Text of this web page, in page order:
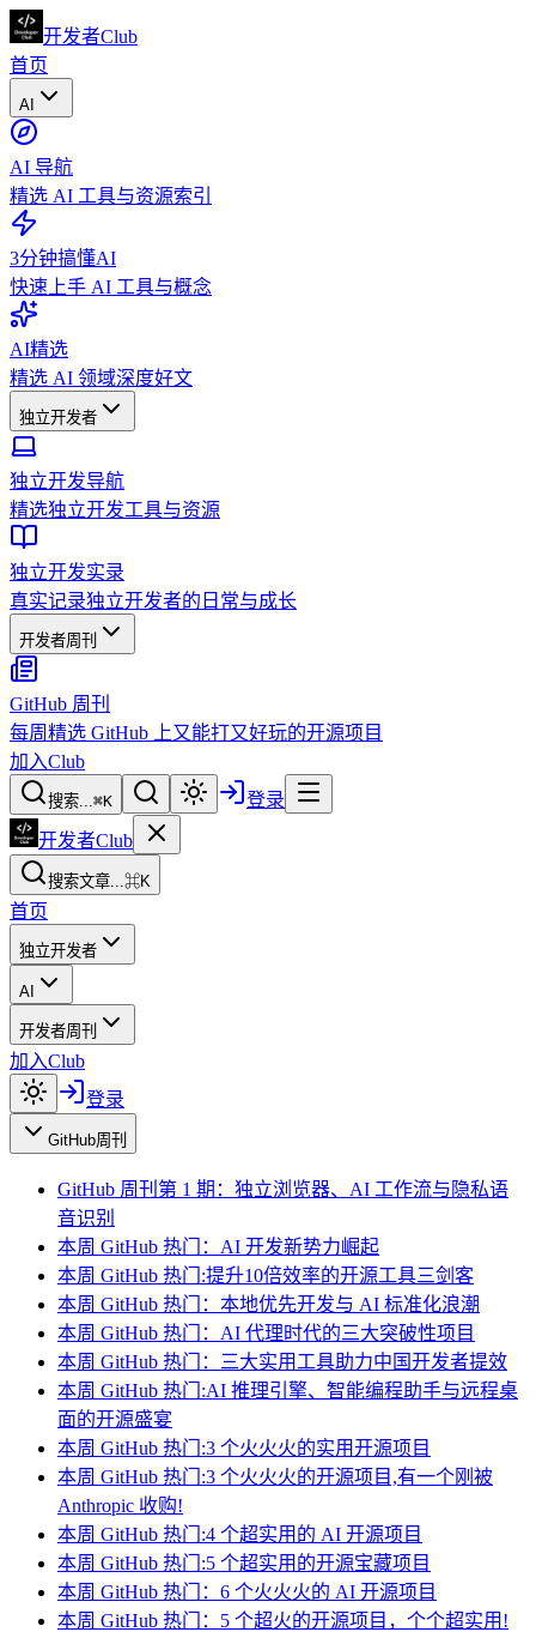
开发者Club
首页
AI
AI 导航
精选 AI 工具与资源索引
3分钟搞懂AI
快速上手 AI 工具与概念
AI精选
精选 AI 领域深度好文
独立开发者
独立开发导航
精选独立开发工具与资源
独立开发实录
真实记录独立开发者的日常与成长
开发者周刊
GitHub 周刊
每周精选 GitHub 上又能打又好玩的开源项目
加入Club
搜索...⌘K
登录
开发者Club
搜索文章...⌘K
首页
独立开发者
AI
开发者周刊
加入Club
登录
GitHub周刊
GitHub 周刊第 1 期：独立浏览器、AI 工作流与隐私语
音识别
本周 GitHub 热门：AI 开发新势力崛起
本周 GitHub 热门:提升10倍效率的开源工具三剑客
本周 GitHub 热门：本地优先开发与 AI 标准化浪潮
本周 GitHub 热门：AI 代理时代的三大突破性项目
本周 GitHub 热门：三大实用工具助力中国开发者提效
本周 GitHub 热门:AI 推理引擎、智能编程助手与远程桌
面的开源盛宴
本周 GitHub 热门:3 个火火火的实用开源项目
本周 GitHub 热门:3 个火火火的开源项目,有一个刚被
Anthropic 收购!
本周 GitHub 热门:4 个超实用的 AI 开源项目
本周 GitHub 热门:5 个超实用的开源宝藏项目
本周 GitHub 热门：6 个火火火的 AI 开源项目
本周 GitHub 热门：5 个超火的开源项目，个个超实用!